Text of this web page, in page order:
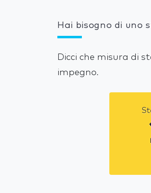
Hai bisogno di uno
Dicci che misura di
impegno.